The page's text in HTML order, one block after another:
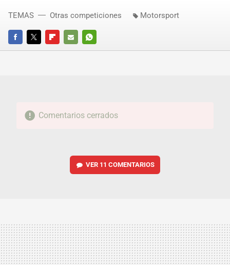
FACEBOOKTWITTERFLIPBOARD
E-
WHATSAPP
TEMAS Otras competiciones Motorsport
Comentarios cerrados
VER 11 COMENTARIOS